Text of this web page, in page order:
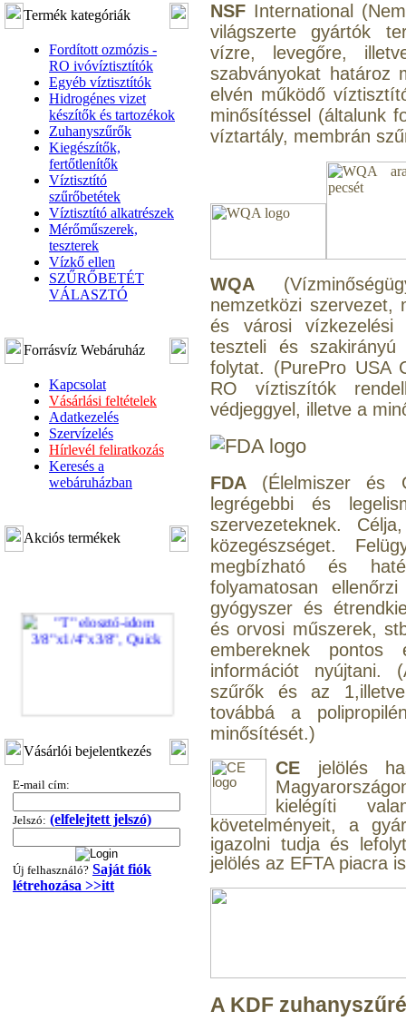
Termék kategóriák
Fordított ozmózis -
RO ivóvíztisztítók
Egyéb víztisztítók
Hidrogénes vizet
készítők és tartozékok
Zuhanyszűrők
Kiegészítők,
fertőtlenítők
Víztisztító
szűrőbetétek
Víztisztító alkatrészek
Mérőműszerek,
teszterek
Vízkő ellen
SZŰRŐBETÉT
VÁLASZTÓ
Forrásvíz Webáruház
Kapcsolat
Vásárlási feltételek
Adatkezelés
Szervízelés
Hírlevél feliratkozás
Keresés a
webáruházban
Akciós termékek
3/8"x1/4"x3/8", Quick
320,-Ft
---------
Vásárlói bejelentkezés
E-mail cím:
Jelszó: (elfelejtett jelszó)
Új felhasználó? Saját fiók
létrehozása >>itt
NSF International
világszerte gyártók
vízre, levegőre,
szabványokat határoz
elvén működő
minősítéssel (általunk
víztartály, membrán
WQA
nemzetközi szervezet,
és városi vízkezelési
teszteli és
folytat. (PurePro USA
RO víztiszítók
védjeggyel, illetve a
FDA (Élelmiszer és
legrégebbi és
szervezeteknek.
közegészséget.
megbízható és
folyamatosan
gyógyszer és
és orvosi műszerek,
embereknek pontos
információt nyújtani.
szűrők és az
továbbá a
minősítését.)
CE jelölés
kielégíti
követelményeit, a
igazolni tudja és
jelölés az EFTA piacra
A KDF